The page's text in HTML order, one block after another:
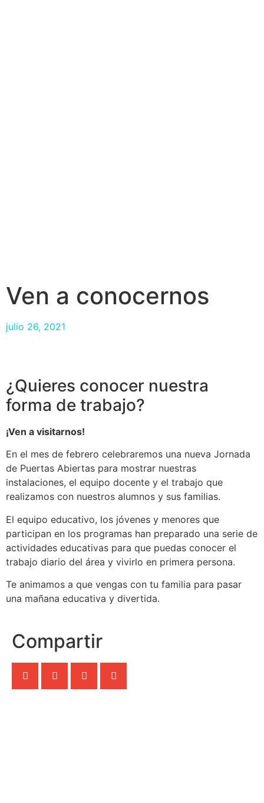
Ven a conocernos
julio 26, 2021
¿Quieres conocer nuestra
forma de trabajo?
¡Ven a visitarnos!
En el mes de febrero celebraremos una nueva Jornada
de Puertas Abiertas para mostrar nuestras
instalaciones, el equipo docente y el trabajo que
realizamos con nuestros alumnos y sus familias.
El equipo educativo, los jóvenes y menores que
participan en los programas han preparado una serie de
actividades educativas para que puedas conocer el
trabajo diario del área y vivirlo en primera persona.
Te animamos a que vengas con tu familia para pasar
una mañana educativa y divertida.
Compartir